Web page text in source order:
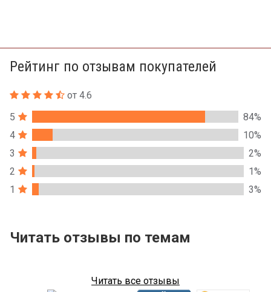
Рейтинг по отзывам покупателей
от 4.6
5
84%
4
10%
3
2%
2
1%
1
3%
Читать отзывы по темам
Читать все отзывы